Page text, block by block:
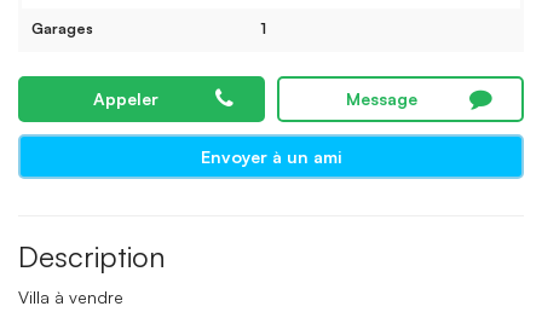
Garages 1
Appeler Message
Envoyer à un ami
Description
Villa à vendre